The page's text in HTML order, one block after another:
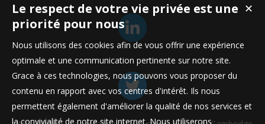
✕
Le respect de votre vie privée est une
priorité pour nous
Nous utilisons des cookies afin de vous offrir une expérience
optimale et une communication pertinente sur notre site.
Grace à ces technologies, nous pouvons vous proposer du
contenu en rapport avec vos centres d'intérêt. Ils nous
permettent également d'améliorer la qualité de nos services et
la convivialité de notre site internet. Nous utiliserons